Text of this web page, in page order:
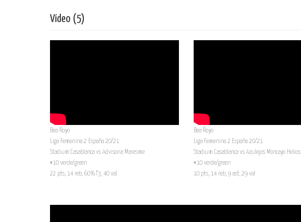
Vídeo (5)
Bea Royo
Liga Femenina 2 España 20/21
Stadium Casablanca vs Advisoria Maresme
#10 verde/green
22 pts, 14 reb, 60%T3, 40 val
Bea Royo
Liga Femenina 2 España 20/21
Stadium Casablanca vs Azulejos Moncayo Helios
#10 verde/green
10 pts, 14 reb, 9 ast, 29 val